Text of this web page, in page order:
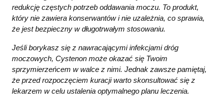
redukcję częstych potrzeb oddawania moczu. To produkt,
który nie zawiera konserwantów i nie uzależnia, co sprawia,
że jest bezpieczny w długotrwałym stosowaniu.
Jeśli borykasz się z nawracającymi infekcjami dróg
moczowych, Cystenon może okazać się Twoim
sprzymierzeńcem w walce z nimi. Jednak zawsze pamiętaj,
że przed rozpoczęciem kuracji warto skonsultować się z
lekarzem w celu ustalenia optymalnego planu leczenia.